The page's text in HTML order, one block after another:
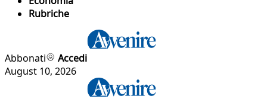
Rubriche
Abbonati
Accedi
August 10, 2026